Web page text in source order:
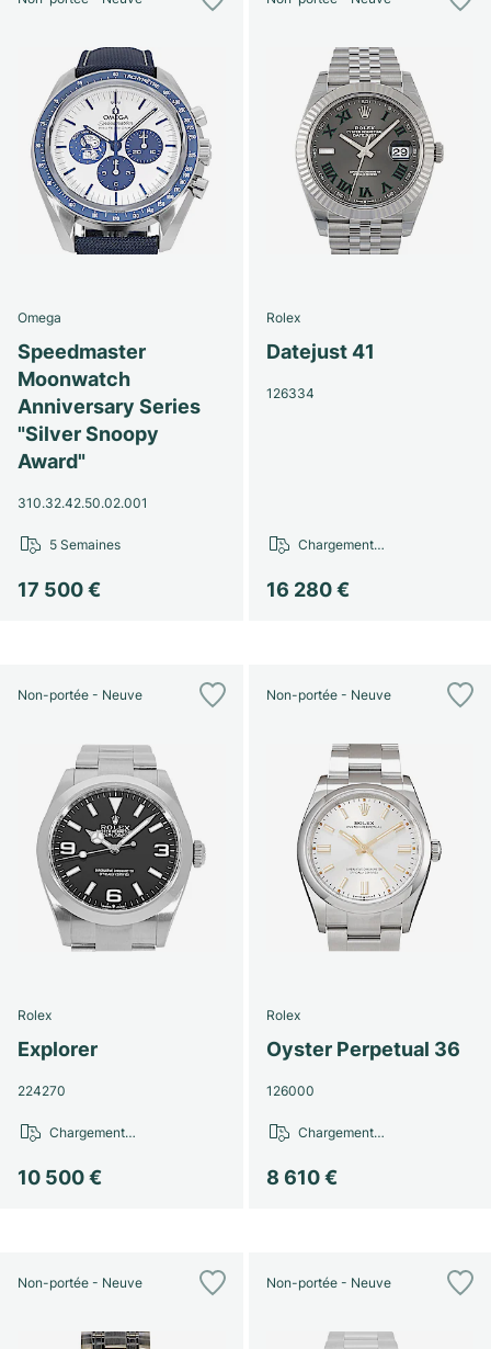
Omega
Speedmaster
Moonwatch
Anniversary Series
"Silver Snoopy
Award"
310.32.42.50.02.001
17 500 €
5 Semaines
Rolex
Datejust 41
126334
16 280 €
Chargement…
Non-portée - Neuve
Rolex
Explorer
224270
10 500 €
Chargement…
Non-portée - Neuve
Rolex
Oyster Perpetual 36
126000
8 610 €
Chargement…
Non-portée - Neuve Non-portée - Neuve